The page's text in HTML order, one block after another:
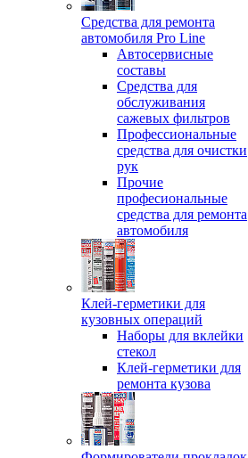
Средства для ремонта
автомобиля Pro Line
Автосервисные
составы
Средства для
обслуживания
сажевых фильтров
Профессиональные
средства для очистки
рук
Прочие
професиональные
средства для ремонта
автомобиля
Клей-герметики для
кузовных операций
Наборы для вклейки
стекол
Клей-герметики для
ремонта кузова